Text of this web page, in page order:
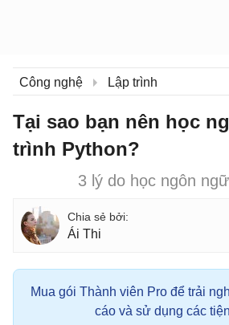
Công nghệ Lập trình
Tại sao bạn nên học
trình Python?
3 lý do học ngôn
Ái Thi
Mua gói Thành viên Pro để trải
cáo và sử dụng các